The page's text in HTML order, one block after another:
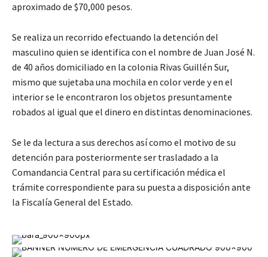
aproximado de $70,000 pesos.
Se realiza un recorrido efectuando la detención del
masculino quien se identifica con el nombre de Juan José N.
de 40 años domiciliado en la colonia Rivas Guillén Sur,
mismo que sujetaba una mochila en color verde y en el
interior se le encontraron los objetos presuntamente
robados al igual que el dinero en distintas denominaciones.
Se le da lectura a sus derechos así como el motivo de su
detención para posteriormente ser trasladado a la
Comandancia Central para su certificación médica el
trámite correspondiente para su puesta a disposición ante
la Fiscalía General del Estado.